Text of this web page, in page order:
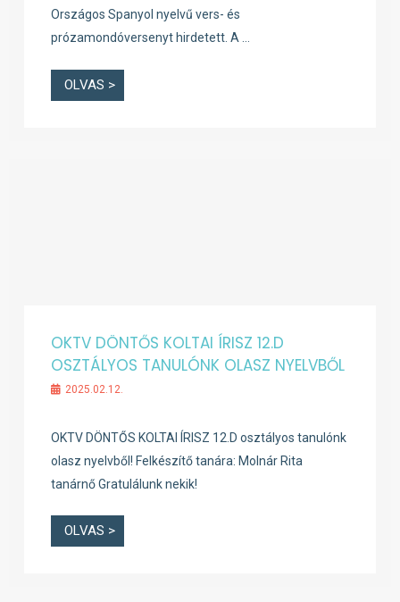
Országos Spanyol nyelvű vers- és
prózamondóversenyt hirdetett. A …
OLVAS >
OKTV DÖNTŐS KOLTAI ÍRISZ 12.D
OSZTÁLYOS TANULÓNK OLASZ NYELVBŐL
2025.02.12.
OKTV DÖNTŐS KOLTAI ÍRISZ 12.D osztályos tanulónk
olasz nyelvből! Felkészítő tanára: Molnár Rita
tanárnő Gratulálunk nekik!
OLVAS >